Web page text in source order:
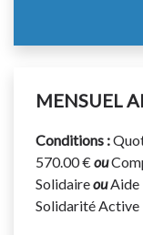
Titre
voyages
régulières
Disponible à la
Votre titre de
montée dans le
MENSUEL
Conditions :
570.00 € ou
SolidaireouAide
Solidarité Active